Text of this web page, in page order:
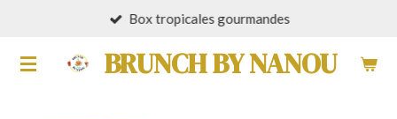
contenu
BRUNCH BY NANOU
Box tropicales gourmandes